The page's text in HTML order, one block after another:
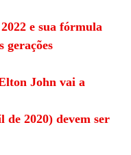
e sua fórmula
gerações
John vai a
de 2020) devem ser